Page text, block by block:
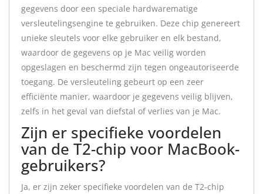
gegevens door een speciale hardwarematige
versleutelingsengine te gebruiken. Deze chip genereert
unieke sleutels voor elke gebruiker en elk bestand,
waardoor de gegevens op je Mac veilig worden
opgeslagen en beschermd zijn tegen ongeautoriseerde
toegang. De versleuteling gebeurt op een zeer
efficiënte manier, waardoor je gegevens veilig blijven,
zelfs in het geval van diefstal of verlies van je Mac.
Zijn er specifieke voordelen
van de T2-chip voor MacBook-
gebruikers?
Ja, er zijn zeker specifieke voordelen van de T2-chip